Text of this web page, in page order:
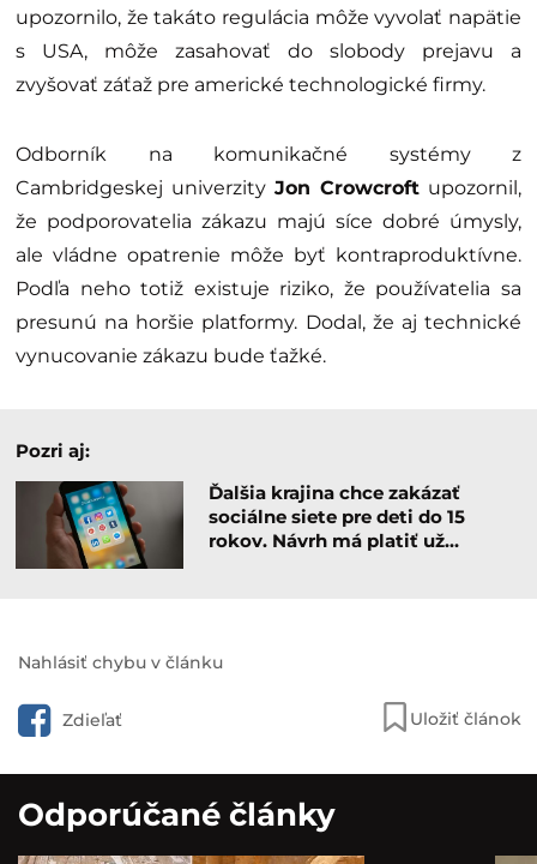
upozornilo, že takáto regulácia môže vyvolať napätie
s USA, môže zasahovať do slobody prejavu a
zvyšovať záťaž pre americké technologické firmy.
Odborník na komunikačné systémy z
Cambridgeskej univerzity Jon Crowcroft upozornil,
že podporovatelia zákazu majú síce dobré úmysly,
ale vládne opatrenie môže byť kontraproduktívne.
Podľa neho totiž existuje riziko, že používatelia sa
presunú na horšie platformy. Dodal, že aj technické
vynucovanie zákazu bude ťažké.
Pozri aj:
Ďalšia krajina chce zakázať
sociálne siete pre deti do 15
rokov. Návrh má platiť už…
Nahlásiť chybu v článku
Zdieľať Uložiť článok
Odporúčané články